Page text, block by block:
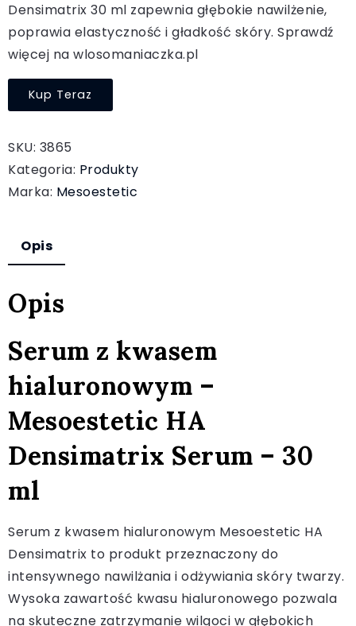
Densimatrix 30 ml zapewnia głębokie nawilżenie,
poprawia elastyczność i gładkość skóry. Sprawdź
więcej na wlosomaniaczka.pl
Kup Teraz
SKU: 3865
Kategoria: Produkty
Marka: Mesoestetic
Opis
Opis
Serum z kwasem
hialuronowym –
Mesoestetic HA
Densimatrix Serum – 30
ml
Serum z kwasem hialuronowym Mesoestetic HA
Densimatrix to produkt przeznaczony do
intensywnego nawilżania i odżywiania skóry twarzy.
Wysoka zawartość kwasu hialuronowego pozwala
na skuteczne zatrzymanie wilgoci w głębokich